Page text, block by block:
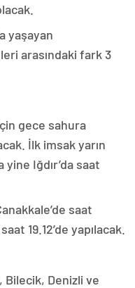
yaşayan
arasındaki fark 3
gece sahura
İlk imsak yarın
yine Iğdır’da saat
saat
19.12’de yapılacak.
Bilecik, Denizli ve